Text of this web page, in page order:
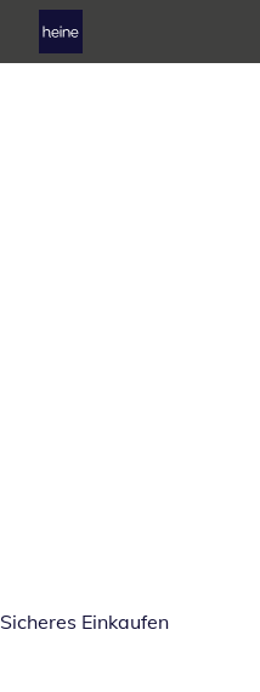
Sicheres Einkaufen